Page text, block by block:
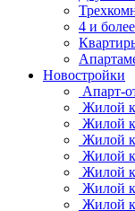
4 и
Новостройки
Апарт-
Жилой
Жилой
Жилой
Жилой
Жилой
Жилой
Жилой